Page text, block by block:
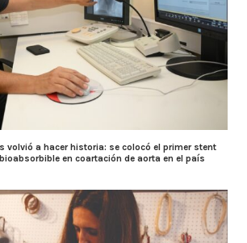
volvió a hacer historia: se colocó el primer stent
en coartación de aorta en el país